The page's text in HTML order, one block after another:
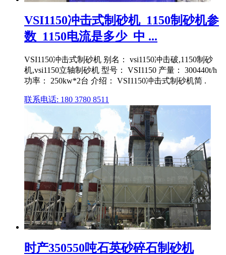
VSI1150冲击式制砂机_1150制砂机参
数_1150电流是多少_中 ...
VSI1150冲击式制砂机 别名： vsi1150冲击破,1150制砂
机,vsi1150立轴制砂机 型号： VSI1150 产量： 300440t/h
功率： 250kw*2台 介绍： VSI1150冲击式制砂机简 .
联系电话: 180 3780 8511
时产350550吨石英砂碎石制砂机